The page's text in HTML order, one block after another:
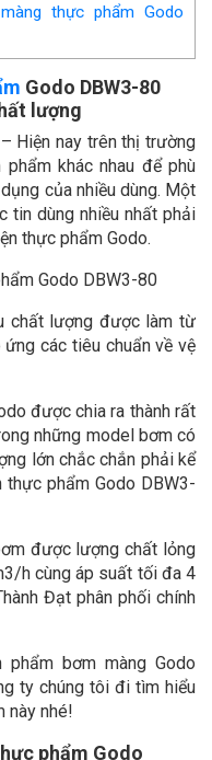
thực phẩm Godo
Godo DBW3-80
lượng
– Hiện nay trên thị trường
khác nhau để phù
của nhiều dùng. Một
tin dùng nhiều nhất phải
thực phẩm Godo.
chất lượng được làm từ
các tiêu chuẩn về vệ
được chia ra thành rất
những model bơm có
lớn chắc chắn phải kể
phẩm Godo DBW3-
được lượng chất lỏng
h cùng áp suất tối đa 4
Đạt phân phối chính
bơm màng Godo
ty chúng tôi đi tìm hiểu
này nhé!
phẩm Godo